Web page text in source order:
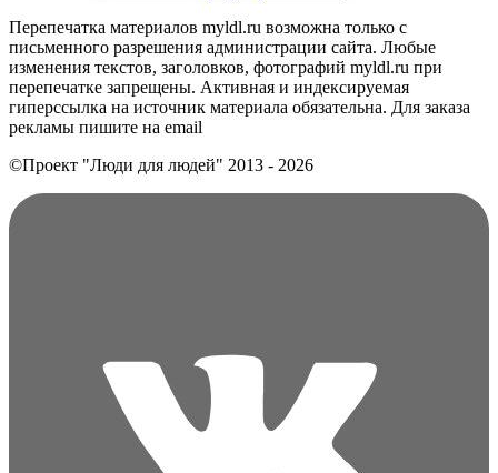
Перепечатка материалов myldl.ru возможна только с
письменного разрешения администрации сайта. Любые
изменения текстов, заголовков, фотографий myldl.ru при
перепечатке запрещены. Активная и индексируемая
гиперссылка на источник материала обязательна. Для заказа
рекламы пишите на еmail
©Проект "Люди для людей" 2013 - 2026